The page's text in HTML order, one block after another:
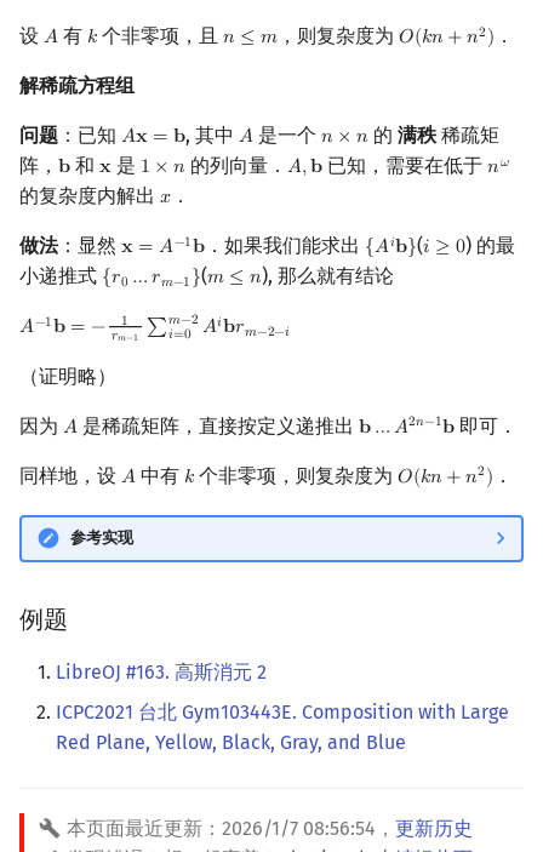
设 𝐴
A 有 𝑘
k 个非零项，且𝑛 ≤ 𝑚
n ≤m ，则复杂度为𝑂(𝑘𝑛 +𝑛2)
O(kn+n2) ．
解稀疏方程组
问题 ：已知 𝐴𝐱 = 𝐛
Ax= b , 其中𝐴
A 是一个𝑛 × 𝑛
n ×n 的 满秩稀疏矩
阵， 𝐛
b 和𝐱
x是 1 × 𝑛
1×n 的列向量．𝐴,𝐛
A,b 已知，需要在低于𝑛𝜔
nω
的复杂度内解出 𝑥
x ．
做法：显然 𝐱 = 𝐴−1𝐛
x=A−1b ．如果我们能求出 {𝐴𝑖𝐛}
{Aib} (𝑖 ≥ 0
i ≥0
) 的最
小递推式 {𝑟0 …𝑟𝑚−1}
{r0…r m−1} (𝑚 ≤ 𝑛
m≤n ), 那么就有结论
𝐴−1𝐛 = − 1
𝑟𝑚−1 ∑𝑚−2
𝑖=0 𝐴𝑖𝐛𝑟𝑚−2−𝑖
A−1b= −1 rm−1∑i =0m−2 Aibrm−2−i
（证明略）
因为 𝐴
A 是稀疏矩阵，直接按定义递推出 𝐛…𝐴2𝑛−1𝐛
b …A2n−1b 即可．
同样地，设 𝐴
A 中有 𝑘
k 个非零项，则复杂度为𝑂(𝑘𝑛 +𝑛2)
O(kn+n2) ．
参考实现
例题
LibreOJ #163. 高斯消元 2
ICPC2021 台北 Gym103443E. Composition with Large
Red Plane, Yellow, Black, Gray, and Blue
本页面最近更新： 2026/1/7 08:56:54 ， 更新历史